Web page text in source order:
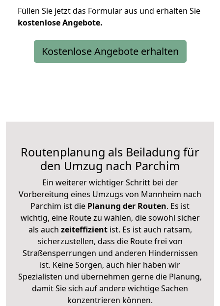
Füllen Sie jetzt das Formular aus und erhalten Sie
kostenloseAngebote.
Kostenlose Angebote erhalten
Routenplanung als Beiladung für
den Umzug nach Parchim
Ein weiterer wichtiger Schritt bei der
Vorbereitung eines Umzugs von Mannheim nach
Parchim ist die Planung der Routen. Es ist
wichtig, eine Route zu wählen, die sowohl sicher
als auch zeiteffizientist. Es ist auch ratsam,
sicherzustellen, dass die Route frei von
Straßensperrungen und anderen Hindernissen
ist. Keine Sorgen, auch hier haben wir
Spezialisten und übernehmen gerne die Planung,
damit Sie sich auf andere wichtige Sachen
konzentrieren können.